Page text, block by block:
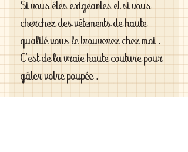
Si vous êtes exigeantes et si vous
cherchez des vêtements de haute
qualité vous le trouverez chez moi .
C'est de la vraie haute couture pour
gâter votre poupée .